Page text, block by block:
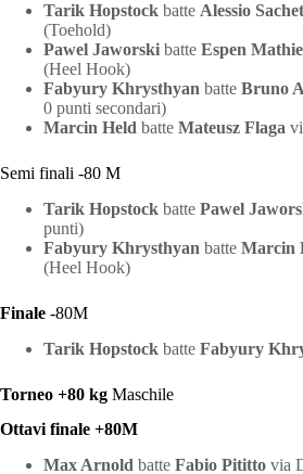
Tarik Hopstock batte Alessio
(Toehold)
Pawel Jaworski batte Espen
(Heel Hook)
Fabyury Khrysthyan batte Bruno
0 punti secondari)
Marcin Held batte Mateusz Flaga
Semi finali -80 M
Tarik Hopstock batte Pawel
punti)
Fabyury Khrysthyan batte Marcin
(Heel Hook)
Finale -80M
Tarik Hopstock batte Fabyury
Torneo +80 kg Maschile
Ottavi finale +80M
Max Arnold batte Fabio Pititto via